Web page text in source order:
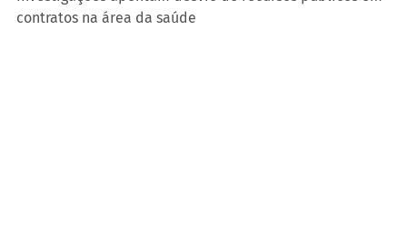
contratos na área da saúde